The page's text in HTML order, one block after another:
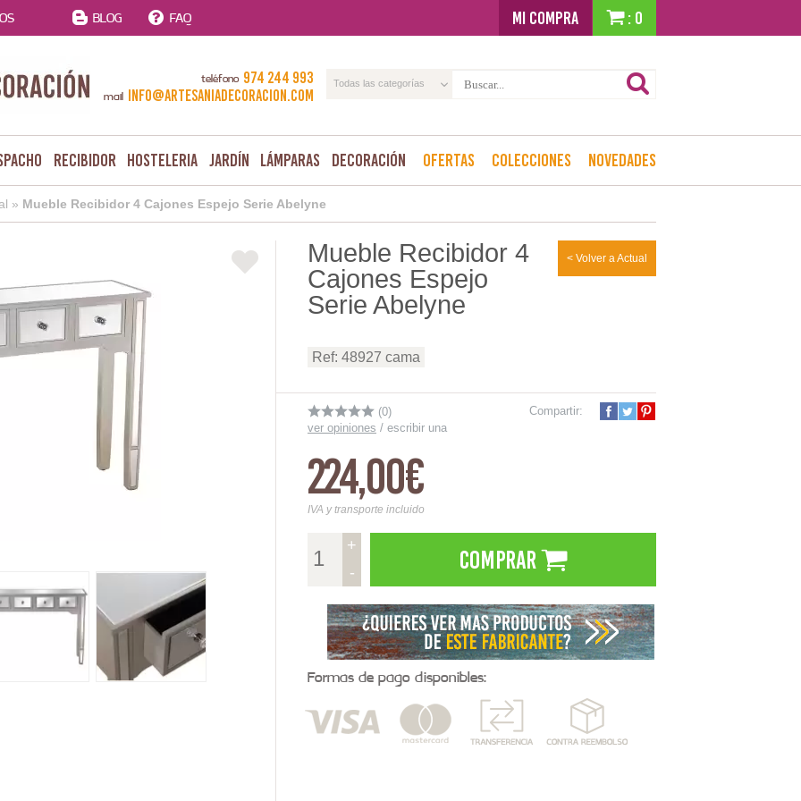
BLOG FAQ MI COMPRA : 0
teléfono 974 244 993
mail info@artesaniadecoracion.com
Todas las categorías
Recibidor Hosteleria Jardín Lámparas Decoración Ofertas Colecciones Novedades
» Mueble Recibidor 4 Cajones Espejo Serie Abelyne
< Volver a Actual
Mueble Recibidor 4
Cajones Espejo
Serie Abelyne
Ref: 48927 cama
(0)
ver opiniones / escribir una
Compartir:
224,00€
IVA y transporte incluido
+
-
Comprar
Formas de pago disponibles: